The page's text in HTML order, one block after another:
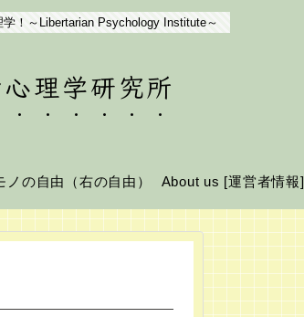
！～Libertarian Psychology Institute～
理学研究所
ノの自由（右の自由） About us [運営者情報]